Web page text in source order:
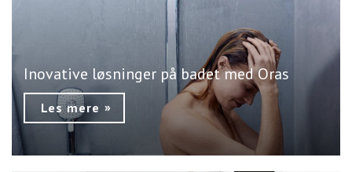
Inovative løsninger på badet med Oras
Les mere